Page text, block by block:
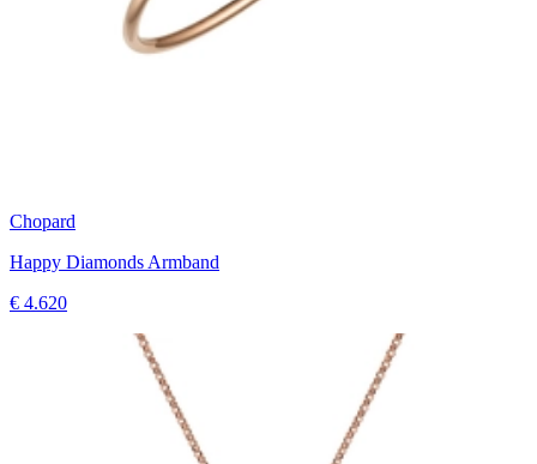
Chopard
Happy Diamonds Armband
€ 4.620